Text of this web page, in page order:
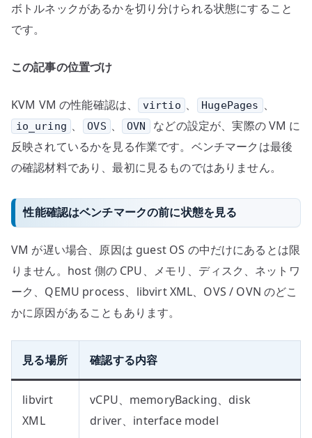
ボトルネックがあるかを切り分けられる状態にすること
です。
この記事の位置づけ
KVM VM の性能確認は、 virtio 、 HugePages 、
io_uring 、 OVS 、 OVN
などの設定が、実際の VM に
反映されているかを見る作業です。ベンチマークは最後
の確認材料であり、最初に見るものではありません。
性能確認はベンチマークの前に状態を見る
VM が遅い場合、原因は guest OS の中だけにあるとは限
りません。host 側の CPU、メモリ、ディスク、ネットワ
ーク、QEMU process、libvirt XML、OVS / OVN のどこ
かに原因があることもあります。
見る場所 確認する内容
libvirt
XML
vCPU、memoryBacking、disk
driver、interface model